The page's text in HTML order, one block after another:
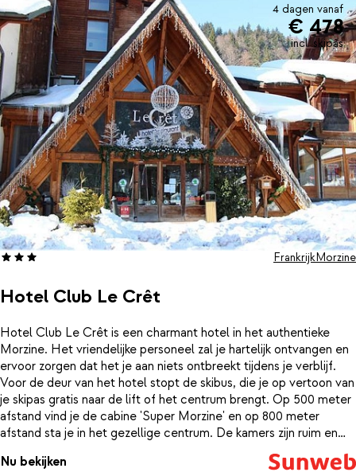
4 dagen vanaf
€ 478
incl. skipas
Hotel Club Le Crêt
FrankrijkMorzine
Hotel Club Le Crêt is een charmant hotel in het authentieke
Morzine. Het vriendelijke personeel zal je hartelijk ontvangen en
ervoor zorgen dat het je aan niets ontbreekt tijdens je verblijf.
Voor de deur van het hotel stopt de skibus, die je op vertoon van
je skipas gratis naar de lift of het centrum brengt. Op 500 meter
afstand vind je de cabine 'Super Morzine' en op 800 meter
afstand sta je in het gezellige centrum. De kamers zijn ruim en
comfortabel ingericht. Vanuit het hotel heb je een prachtig
uitzicht op de besneeuwde bergtoppen van Morzine. Na een dag
Nu bekijken